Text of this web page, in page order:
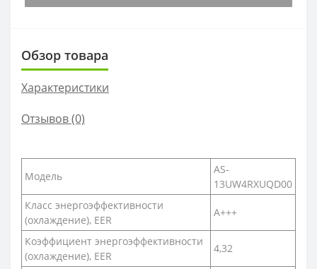
Обзор товара
Характеристики
Отзывов (0)
Модель
AS-
13UW4RXUQD00
Класс энергоэффективности
(охлаждение), EER
A+++
Коэффициент энергоэффективности
(охлаждение), EER
4,32